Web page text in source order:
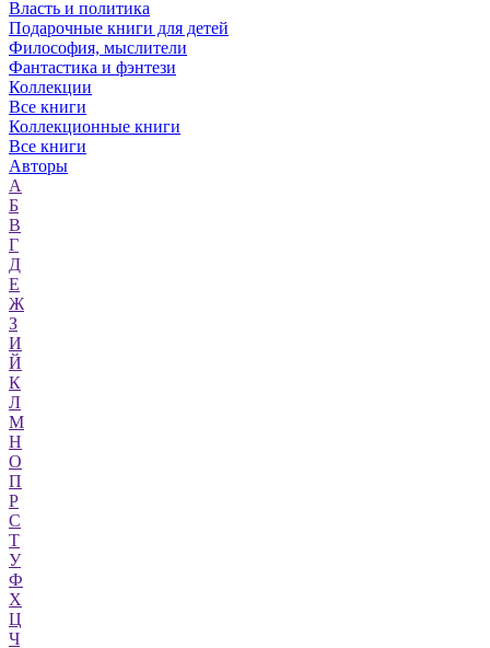
Власть и политика
Подарочные книги для детей
Философия, мыслители
Фантастика и фэнтези
Коллекции
Все книги
Коллекционные книги
Все книги
Авторы
А
Б
В
Г
Д
Е
Ж
З
И
Й
К
Л
М
Н
О
П
Р
С
Т
У
Ф
Х
Ц
Ч